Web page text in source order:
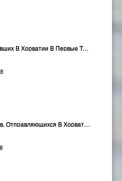
Число Туристов, Отдохнувших В Хорватии В Первые Тр…
Количество Австралийцев, Отправляющихся В Хорватию…